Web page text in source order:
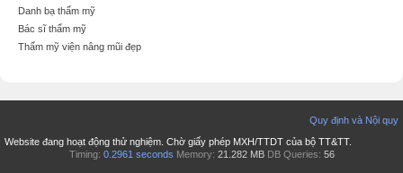
Danh bạ thẩm mỹ
Bác sĩ thẩm mỹ
Thẩm mỹ viện nâng mũi đẹp
Quy định và Nội quy
Website đang hoạt động thử nghiệm. Chờ giấy phép MXH/TTDT của bộ TT&TT.
Timing: 0.2961 seconds Memory: 21.282 MB DB Queries: 56